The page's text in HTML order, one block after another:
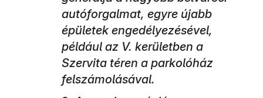
autóforgalmat, egyre újabb
épületek engedélyezésével,
például az V. kerületben a
Szervita téren a parkolóház
felszámolásával.